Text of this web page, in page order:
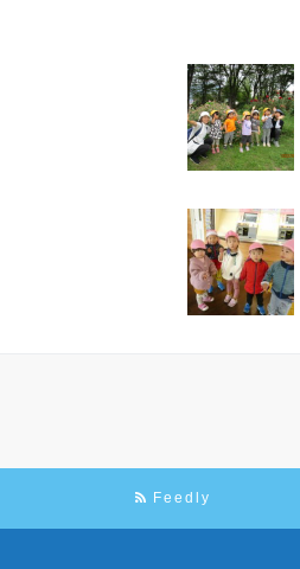
Feedly